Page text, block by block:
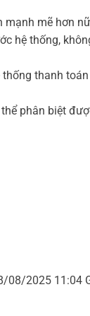
mạnh mẽ hơn
hệ thống,
thanh
phân biệt
08/2025 11:04